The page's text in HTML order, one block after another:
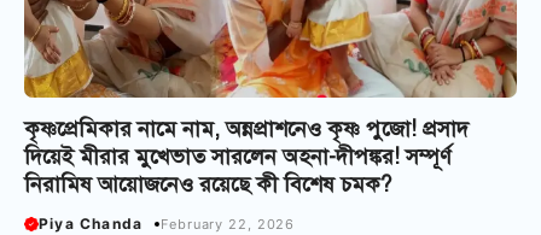
কৃষ্ণপ্রেমিকার নামে নাম, অন্নপ্রাশনেও কৃষ্ণ পুজো! প্রসাদ
দিয়েই মীরার মুখেভাত সারলেন অহনা-দীপঙ্কর! সম্পূর্ণ
নিরামিষ আয়োজনেও রয়েছে কী বিশেষ চমক?
Piya Chanda February 22, 2026